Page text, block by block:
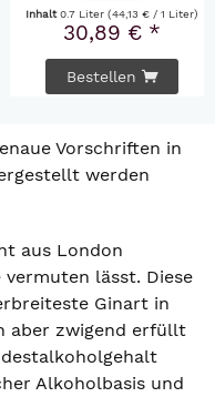
Inhalt0.7 Liter (44,13 € / 1 Liter)
30,89 € *
Bestellen
Vorschriften in
werden
aus London
lässt. Diese
Ginart in
aber zwigend erfüllt
Alkoholbasis und